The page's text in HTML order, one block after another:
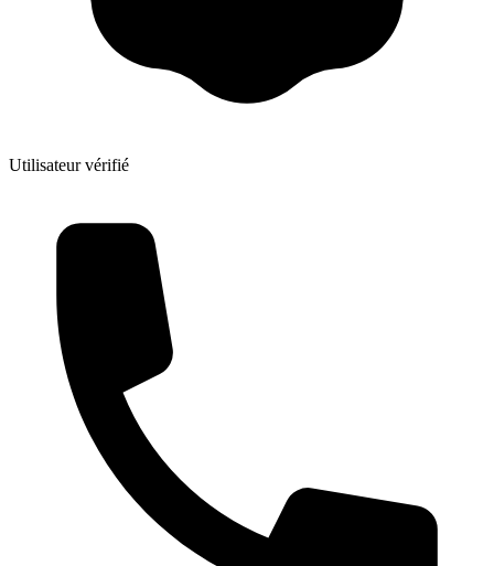
Utilisateur vérifié